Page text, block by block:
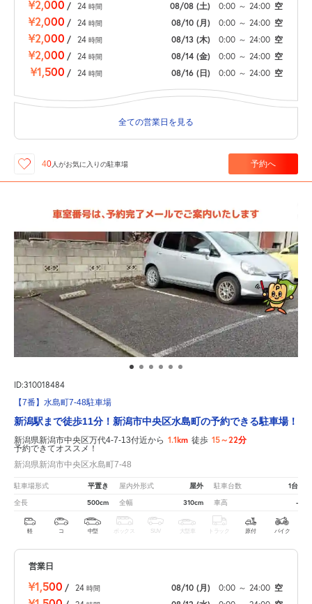
¥2,000 / 24 時間 08/08 (土) 0:00 ～ 24:00 空
¥2,000 / 24 時間 08/10 (月) 0:00 ～ 24:00 空
¥2,000 / 24 時間 08/13 (木) 0:00 ～ 24:00 空
¥2,000 / 24 時間 08/14 (金) 0:00 ～ 24:00 空
¥1,500 / 24 時間 08/16 (日) 0:00 ～ 24:00 空
全ての営業日を見る
40人がお気に入りの駐車場 予約へ
ID:310018484
【7番】水島町7-48駐車場
新潟駅まで徒歩11分！新潟市中央区水島町の予約できる駐車場！
新潟県新潟市中央区万代4-7-13付近から 1.1km 徒歩 15～22分
予約できてオススメ！
新潟県新潟市中央区水島町7-48
駐車場形式 平置き 屋内外形式 屋外 駐車台数 1台
全長 500cm 全幅 310cm 車高 -
軽 コ 中型 ボックス SUV 大型車 トラック 原付 バイク
営業日
¥1,500 / 24 時間 08/10 (月) 0:00 ～ 24:00 空